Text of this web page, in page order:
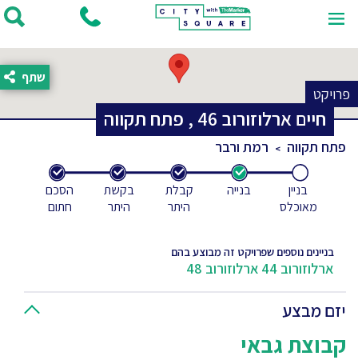
פרויקט
חיים ארלוזורוב 46
, פתח תקווה
שתף
פתח תקווה רמת ורבר
בניין
מאוכלס
בנייה
קבלת
היתר
בקשת
היתר
הסכם
חתום
בניינים נוספים שפרויקט זה מבוצע בהם
ארלוזורוב 44 ארלוזורוב 48
יזם מבצע
קבוצת גבאי